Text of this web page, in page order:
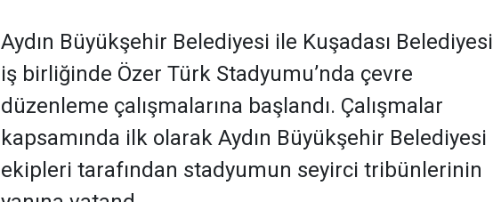
Aydın Büyükşehir Belediyesi ile Kuşadası Belediyesi
iş birliğinde Özer Türk Stadyumu’nda çevre
düzenleme çalışmalarına başlandı. Çalışmalar
kapsamında ilk olarak Aydın Büyükşehir Belediyesi
ekipleri tarafından stadyumun seyirci tribünlerinin